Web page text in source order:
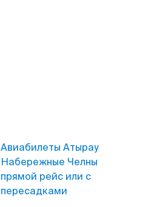
Авиабилеты Атырау
Набережные Челны
прямой рейс или с
пересадками